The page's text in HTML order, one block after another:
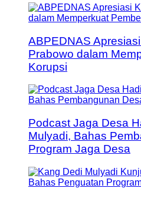
ABPEDNAS
Prabowo dalam
Korupsi
Podcast Jaga Desa
Mulyadi, Bahas
Program Jaga Desa